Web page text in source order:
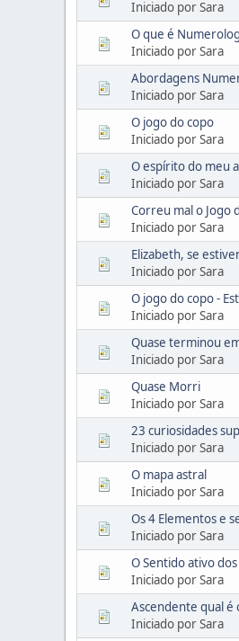
Iniciado por Sara
O que é
Iniciado por Sara
Abordagens
Iniciado por Sara
O jogo do copo
Iniciado por Sara
O espírito do meu
Iniciado por Sara
Correu mal o Jogo
Iniciado por Sara
Elizabeth, se
Iniciado por Sara
O jogo do copo -
Iniciado por Sara
Quase terminou
Iniciado por Sara
Quase Morri
Iniciado por Sara
23 curiosidades
Iniciado por Sara
O mapa astral
Iniciado por Sara
Os 4 Elementos e
Iniciado por Sara
O Sentido ativo
Iniciado por Sara
Ascendente qual é
Iniciado por Sara